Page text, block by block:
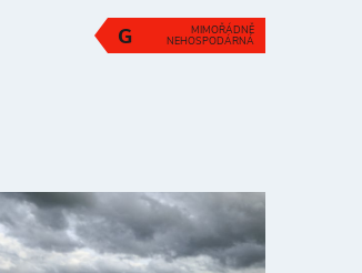
G
MIMOŘÁDNĚ
NEHOSPODÁRNÁ